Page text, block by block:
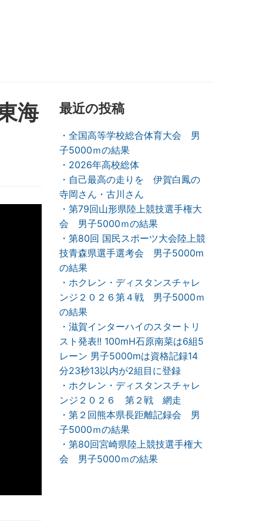
海
最近の投稿
・全国高等学校総合体育大会 男
子5000ｍの結果
・2026年高校総体
・自己最高の走りを 伊賀白鳳の
寺岡さん・古川さん
・第79回山形県陸上競技選手権大
会 男子5000ｍの結果
・第80回 国民スポーツ大会陸上競
技青森県選手選考会 男子5000m
の結果
・ホクレン・ディスタンスチャレ
ンジ２０２６第４戦 男子5000ｍ
の結果
・滋賀インターハイのスタートリ
スト発表!! 100mH石原南菜は6組5
レーン 男子5000mは資格記録14
分23秒13以内が2組目に登録
・ホクレン・ディスタンスチャレ
ンジ２０２６ 第２戦 網走
・第２回熊本県長距離記録会 男
子5000ｍの結果
・第80回宮崎県陸上競技選手権大
会 男子5000ｍの結果